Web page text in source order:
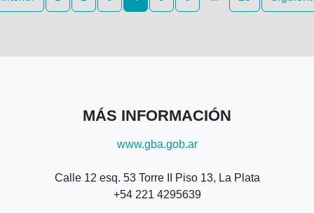
MÁS INFORMACIÓN
www.gba.gob.ar
Calle 12 esq. 53 Torre II Piso 13, La Plata
+54 221 4295639